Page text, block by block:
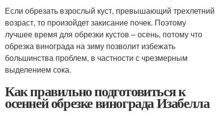
Если обрезать взрослый куст, превышающий трехлетний
возраст, то произойдет закисание почек. Поэтому
лучшее время для обрезки кустов – осень, потому что
обрезка винограда на зиму позволит избежать
большинства проблем, в частности с чрезмерным
выделением сока.
Как правильно подготовиться к
осенней обрезке винограда Изабелла